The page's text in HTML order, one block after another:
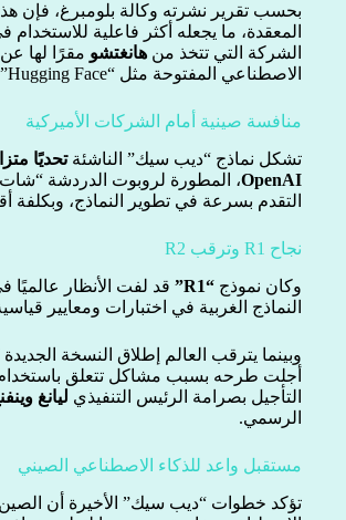
بحسب تقرير نشرته وكالة بلومبرغ، فإن
المعقدة، ما يجعله أكثر فاعلية
الشركة التي تتخذ من هانغتشو مقرًا لها
الاصطناعي المفتوحة مثل “Hugging Face”.
منافسة صينية أمام الشركات الأميركية
تشكل نماذج “ديب سيك” الناشئةتحديًا
OpenAI، المطورة لروبوت الدردشة
التقدم بسرعة في تطوير النماذج، وبكلفة
نجاح R1 وترقب R2
وكان نموذج “R1”
قد لفت الأنظار
النماذج الغربية في اختبارات ومعايير
وبينما يترقب العالم إطلاق النسخة الجديدة
أجلت طرحه بسبب مشاكل تتعلق
التأجيل بصرامة الرئيس التنفيذي ليانغ
الرسمي.
مستقبل واعد للذكاء الاصطناعي الصيني
تؤكد خطوات “ديب سيك” الأخيرة أن